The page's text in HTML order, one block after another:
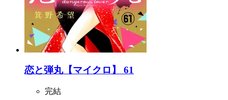
恋と弾丸【マイクロ】 61
完結